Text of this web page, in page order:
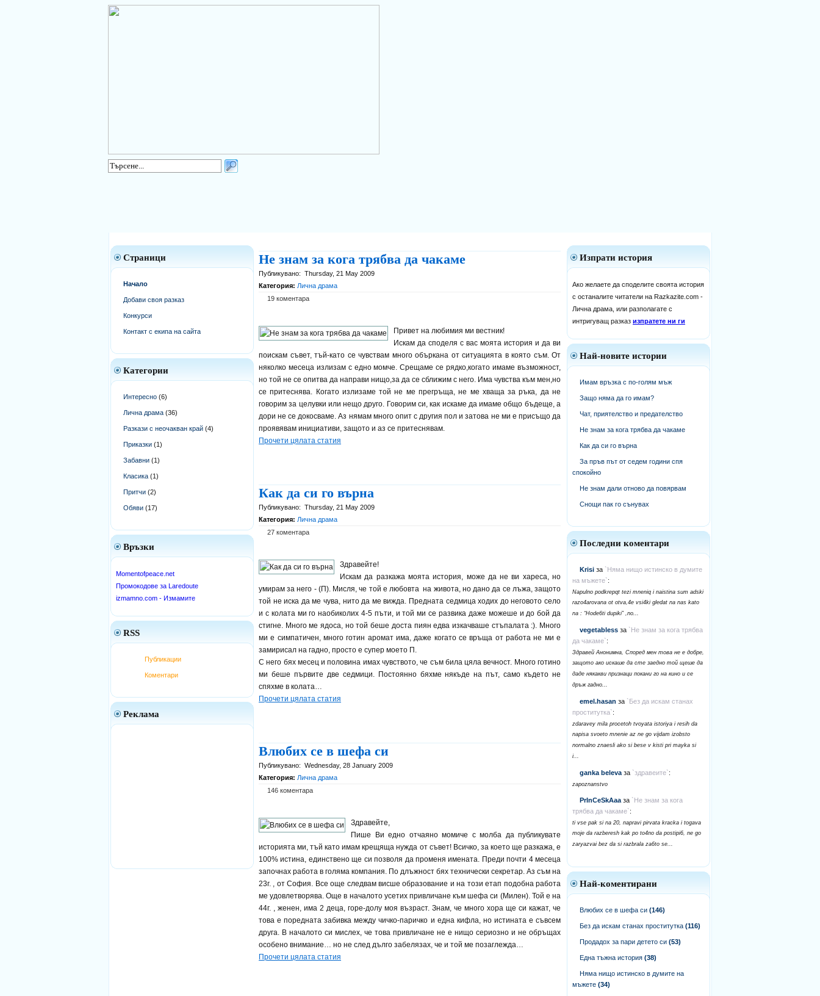
Не знам за кога трябва да чакаме
Публикувано: Thursday, 21 May 2009
Категория: Лична драма
19 коментара
Привет на любимия ми вестник!
Искам да споделя с вас моята история и да ви
поискам съвет, тъй-като се чувствам много объркана от ситуацията в която съм. От
няколко месеца излизам с едно момче. Срещаме се рядко,когато имаме възможност,
но той не се опитва да направи нищо,за да се сближим с него. Има чувства към мен,но
се притеснява. Когато излизаме той не ме прегръща, не ме хваща за ръка, да не
говорим за целувки или нещо друго. Говорим си, как искаме да имаме общо бъдеще, а
дори не се докосваме. Аз нямам много опит с другия пол и затова не ми е присъщо да
проявявам инициативи, защото и аз се притеснявам.
Прочети цялата статия
Как да си го върна
Публикувано: Thursday, 21 May 2009
Категория: Лична драма
27 коментара
Здравейте!
Искам да разкажа моята история, може да не ви хареса, но
умирам за него - (П). Мисля, че той е любовта на живота, но дано да се лъжа, защото
той не иска да ме чува, нито да ме вижда. Предната седмица ходих до неговото село
и с колата ми го наобиколих 4-5 пъти, и той ми се развика даже можеше и до бой да
стигне. Много ме ядоса, но той беше доста пиян едва изкачваше стъпалата :). Много
ми е симпатичен, много готин аромат има, даже когато се връща от работа не ми е
замирисал на гадно, просто е супер моето П.
С него бях месец и половина имах чувството, че съм била цяла вечност. Много готино
ми беше първите две седмици. Постоянно бяхме някъде на път, само където не
спяхме в колата…
Прочети цялата статия
Влюбих се в шефа си
Публикувано: Wednesday, 28 January 2009
Категория: Лична драма
146 коментара
Здравейте,
Пише Ви едно отчаяно момиче с молба да публикувате
историята ми, тъй като имам крещяща нужда от съвет! Всичко, за което ще разкажа, е
100% истина, единствено ще си позволя да променя имената. Преди почти 4 месеца
започнах работа в голяма компания. По длъжност бях технически секретар. Аз съм на
23г. , от София. Все още следвам висше образование и на този етап подобна работа
ме удовлетворява. Още в началото усетих привличане към шефа си (Милен). Той е на
44г. , женен, има 2 деца, горе-долу моя възраст. Знам, че много хора ще си кажат, че
това е поредната забивка между чичко-паричко и една кифла, но истината е съвсем
друга. В началото си мислех, че това привличане не е нищо сериозно и не обръщах
особено внимание… но не след дълго забелязах, че и той ме позаглежда…
Прочети цялата статия
Изпрати история
Ако желаете да споделите своята история
с останалите читатели на Razkazite.com -
Лична драма, или разполагате с
интригуващ разказ изпратете ни ги
Най-новите истории
Имам връзка с по-голям мъж
Защо няма да го имам?
Чат, приятелство и предателство
Не знам за кога трябва да чакаме
Как да си го върна
За пръв път от седем години спя
спокойно
Не знам дали отново да повярвам
Снощи пак го сънувах
Последни коментари
Krisi за `Няма нищо истинско в думите
на мъжете`:
Napulno podkrepqt tezi mneniq i naistina sum adski
razo4arovana ot otva,4e vsi4ki gledat na nas kato
na : “Hode6ti dupiki” ,no...
vegetabless за `Не знам за кога трябва
да чакаме`:
Здравей Анонимна, Според мен това не е добре,
защото ако искаше да сте заедно той щеше да
даде някакви признаци покани го на кино и се
дръж гадно...
emel.hasan за `Без да искам станах
проститутка`:
zdaravey mila procetoh tvoyata istoriya i resih da
napisa svoeto mnenie az ne go vijdam izobsto
normalno znaesli ako si bese v kisti pri mayka si
i...
ganka beleva за `здравеите`:
zapoznanstvo
PrInCeSkAaa за `Не знам за кога
трябва да чакаме`:
ti vse pak si na 20, napravi pirvata kracka i togava
moje da razberesh kak po to4no da postipi6, ne go
zaryazvai bez da si razbrala za6to se...
Най-коментирани
Влюбих се в шефа си (146)
Без да искам станах проститутка (116)
Продадох за пари детето си (53)
Една тъжна история (38)
Няма нищо истинско в думите на
мъжете (34)
Страници
Начало
Добави своя разказ
Конкурси
Контакт с екипа на сайта
Категории
Интересно (6)
Лична драма (36)
Разкази с неочакван край (4)
Приказки (1)
Забавни (1)
Класика (1)
Притчи (2)
Обяви (17)
Връзки
Momentofpeace.net
Промокодове за Laredoute
izmamno.com - Измамите
RSS
Публикации
Коментари
Реклама